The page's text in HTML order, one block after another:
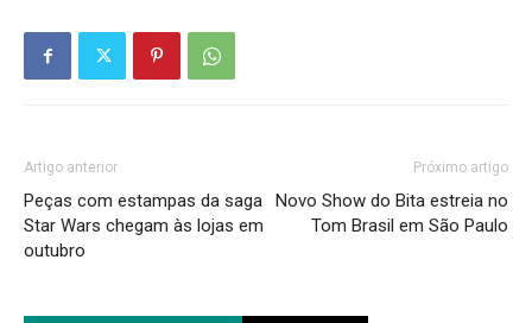
Artigo anterior
Peças com estampas da saga
Star Wars chegam às lojas em
outubro
Próximo artigo
Novo Show do Bita estreia no
Tom Brasil em São Paulo